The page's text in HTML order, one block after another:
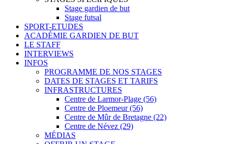
Stage gardien de but
Stage futsal
SPORT-ETUDES
ACADÉMIE GARDIEN DE BUT
LE STAFF
INTERVIEWS
INFOS
PROGRAMME DE NOS STAGES
DATES DE STAGES ET TARIFS
INFRASTRUCTURES
Centre de Larmor-Plage (56)
Centre de Ploemeur (56)
Centre de Mûr de Bretagne (22)
Centre de Névez (29)
MÉDIAS